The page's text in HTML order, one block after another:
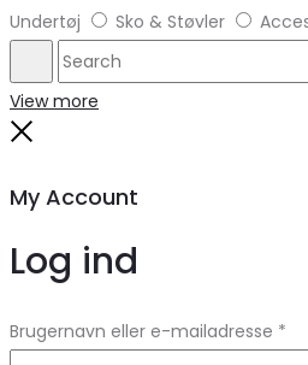
Undertøj
Sko & Støvler
Search
View more
My Account
Log ind
Brugernavn eller e-mailadresse *